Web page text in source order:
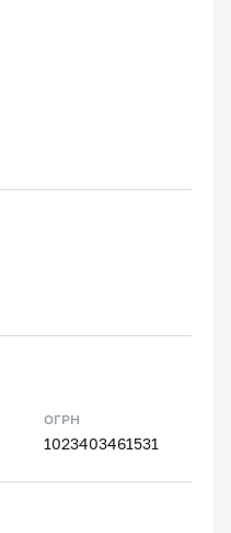
ОГРН
1023403461531